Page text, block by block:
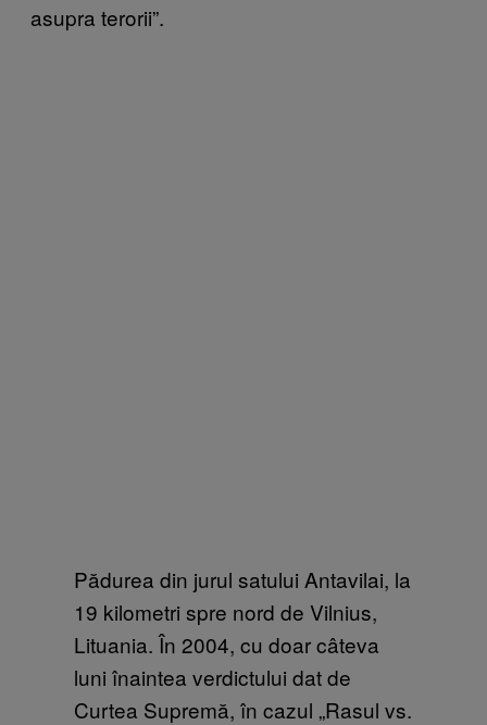
asupra terorii”.
Pădurea din jurul satului Antavilai, la
19 kilometri spre nord de Vilnius,
Lituania. În 2004, cu doar câteva
luni înaintea verdictului dat de
Curtea Supremă, în cazul „Rasul vs.